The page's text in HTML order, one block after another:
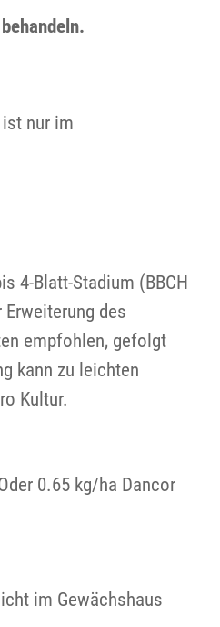
nur im
4-Blatt-Stadium (BBCH
des
empfohlen, gefolgt
kann zu leichten
Kultur.
0.65 kg/ha Dancor
im Gewächshaus